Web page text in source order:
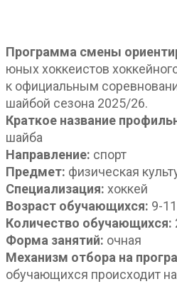
Программа смены
юных хоккеистов
к официальным
шайбой сезона 2025/26.
Краткое название
шайба
Направление: спорт
Предмет: физическая
Специализация: хоккей
Возраст обучающихся: 9-
Количество обучающихся:
Форма занятий: очная
Механизм отбора на
обучающихся происходит